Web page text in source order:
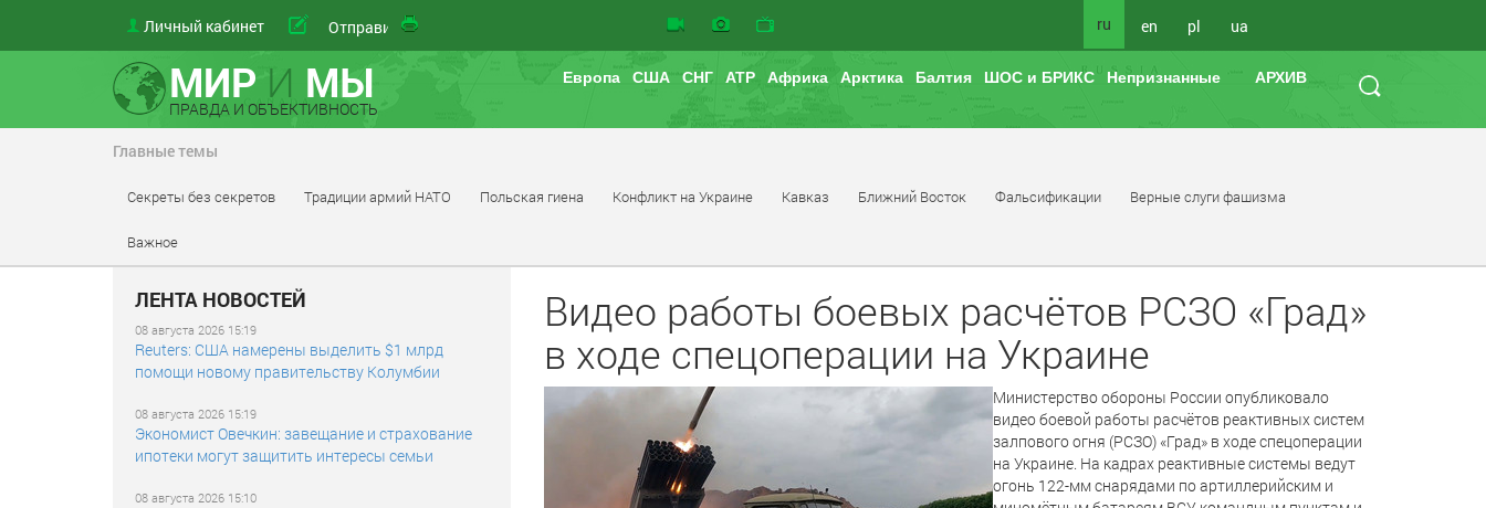
Личный кабинет Отправить
свой ru en pl ua
МИР И МЫ
ПРАВДА И ОБЪЕКТИВНОСТЬ
Европа США СНГ АТР Африка Арктика Балтия ШОС и БРИКС Непризнанные АРХИВ
Главные темы
Секреты без секретов Традиции армий НАТО Польская гиена Конфликт на Украине Кавказ Ближний Восток Фальсификации Верные слуги фашизма
Важное
ЛЕНТА НОВОСТЕЙ
08 августа 2026 15:19
Reuters: США намерены выделить $1 млрд
помощи новому правительству Колумбии
08 августа 2026 15:19
Экономист Овечкин: завещание и страхование
ипотеки могут защитить интересы семьи
08 августа 2026 15:10
Видео работы боевых расчётов РСЗО «Град»
в ходе спецоперации на Украине
Министерство обороны России опубликовало
видео боевой работы расчётов реактивных систем
залпового огня (РСЗО) «Град» в ходе спецоперации
на Украине. На кадрах реактивные системы ведут
огонь 122-мм снарядами по артиллерийским и